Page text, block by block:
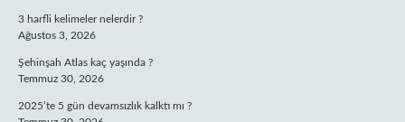
3 harfli kelimeler nelerdir ?
Ağustos 3, 2026
Şehinşah Atlas kaç yaşında ?
Temmuz 30, 2026
2025’te 5 gün devamsızlık kalktı mı ?